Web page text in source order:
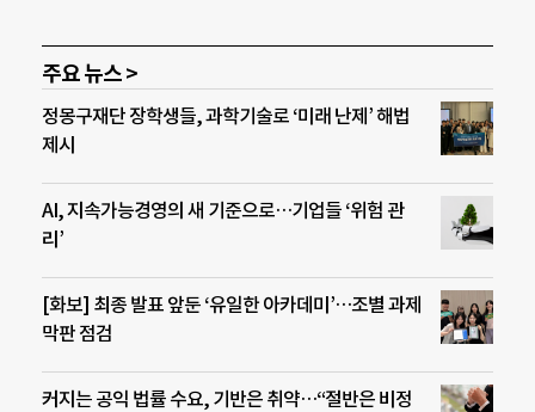
주요 뉴스 >
정몽구재단 장학생들, 과학기술로 ‘미래 난제’ 해법
제시
AI, 지속가능경영의 새 기준으로…기업들 ‘위험 관
리’
[화보] 최종 발표 앞둔 ‘유일한 아카데미’…조별 과제
막판 점검
커지는 공익 법률 수요, 기반은 취약…“절반은 비정